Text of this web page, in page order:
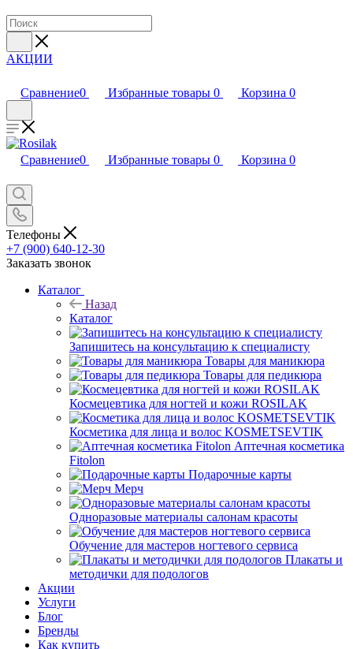
АКЦИИ
Сравнение0 Избранные товары 0 Корзина 0
Сравнение0 Избранные товары 0 Корзина 0
Телефоны
+7 (900) 640-12-30
Заказать звонок
Каталог
Назад
Каталог
Запишитесь на консультацию к специалисту
Товары для маникюра
Товары для педикюра
Космецевтика для ногтей и кожи ROSILAK
Косметика для лица и волос KOSMETSEVTIK
Аптечная косметика
Fitolon
Подарочные карты
Мерч
Одноразовые материалы салонам красоты
Обучение для мастеров ногтевого сервиса
Плакаты и
методички для подологов
Акции
Услуги
Блог
Бренды
Как купить